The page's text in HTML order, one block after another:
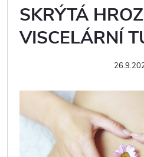
SKRÝTÁ
VISCELÁRNÍ